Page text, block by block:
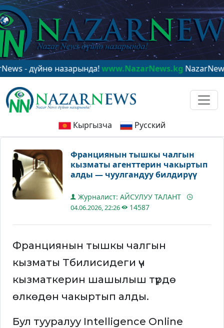
назарында!www.NazarNews.kgNazarNews - в
Кыргызча Русский
Франциянын тышкы чалгын
кызматы агенттерин чакыртып
алды — чуулгандуу билдирүү
Журналист: АЙСУЛУУ ТАЛАНТ
04.06.2026, 22:26 14587
Франциянын тышкы чалгын
кызматы Тбилисидеги үч
кызматкерин шашылыш түрдө
өлкөдөн чакыртып алды.
Бул тууралуу Intelligence Online